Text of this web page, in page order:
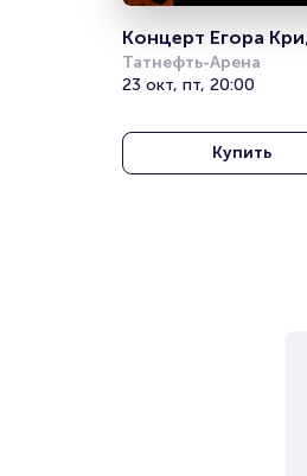
Концерт Егора
Татнефть-Арена
23 окт, пт, 20:00
Купить